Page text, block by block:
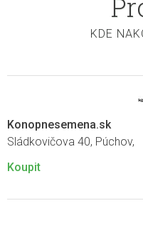
KDE
Konopnesemena.sk
Sládkovičova 40, Púchov,
Koupit